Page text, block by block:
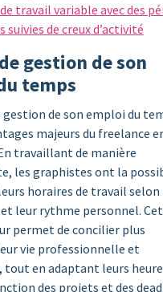
travail variable avec des
suivies de creux d’activité
gestion de son
temps
gestion de son emploi du
majeurs du freelance
travaillant de manière
les graphistes ont la
horaires de travail selon
leur rythme personnel.
permet de concilier plus
vie professionnelle et
tout en adaptant leurs
des projets et des